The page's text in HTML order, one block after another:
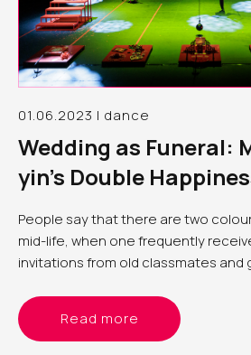
01.06.2023 | dance
Wedding as Funeral:
yin’s Double
People say that there are two
mid-life, when one frequently
invitations from old classmates and
older generation at funerals
Read more